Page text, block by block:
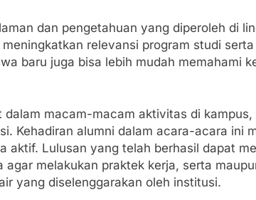
dan pengetahuan yang diperoleh di
relevansi program studi
baru juga bisa lebih mudah memahami
dalam macam-macam aktivitas di kampus,
Kehadiran alumni dalam acara-acara ini
aktif. Lulusan yang telah berhasil dapat
agar melakukan praktek kerja, serta
yang diselenggarakan oleh institusi.